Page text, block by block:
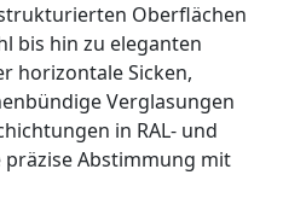
Oberflächen
bis hin zu eleganten
horizontale Sicken,
Verglasungen
in RAL- und
Abstimmung mit